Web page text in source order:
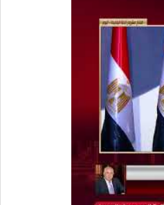
أونلاين.. اعرف طريقة إضافة المواليد
والشروط المطلوبة
06 أغسطس, 2026 11:46 م